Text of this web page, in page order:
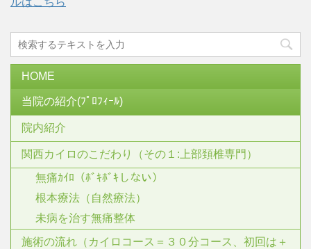
HOME
当院の紹介(ﾌﾟﾛﾌｨｰﾙ)
院内紹介
関西カイロのこだわり（その１:上部頚椎専門）
無痛ｶｲﾛ（ﾎﾞｷﾎﾞｷしない）
根本療法（自然療法）
未病を治す無痛整体
施術の流れ（カイロコース＝３０分コース、初回は＋